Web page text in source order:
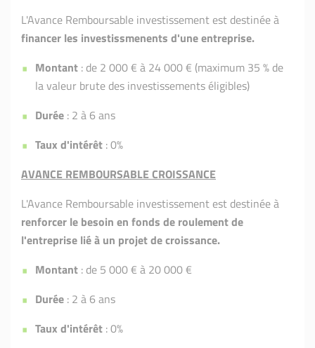
L'Avance Remboursable investissement est destinée à
financer les investissmenents d'une entreprise.
Montant : de 2 000 € à 24 000 € (maximum 35 % de
la valeur brute des investissements éligibles)
Durée : 2 à 6 ans
Taux d'intérêt : 0%
AVANCE REMBOURSABLE CROISSANCE
L'Avance Remboursable investissement est destinée à
renforcer le besoin en fonds de roulement de
l'entreprise lié à un projet de croissance.
Montant : de 5 000 € à 20 000 €
Durée : 2 à 6 ans
Taux d'intérêt : 0%